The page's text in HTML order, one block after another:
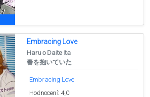
Embracing Love
Haru o Daite Ita
春を抱いていた
Embracing Love
Hodnocení: 4,0